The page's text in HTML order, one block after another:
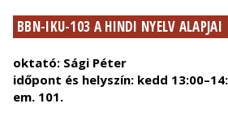
BBN-IKU-103 A HINDI NYELV ALAPJAI
oktató: Sági Péter
időpont és helyszín: kedd
em. 101.